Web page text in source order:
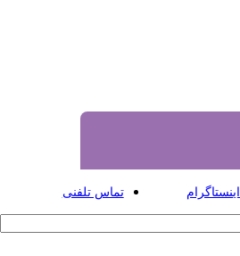
اینستاگرام تماس تلفنی